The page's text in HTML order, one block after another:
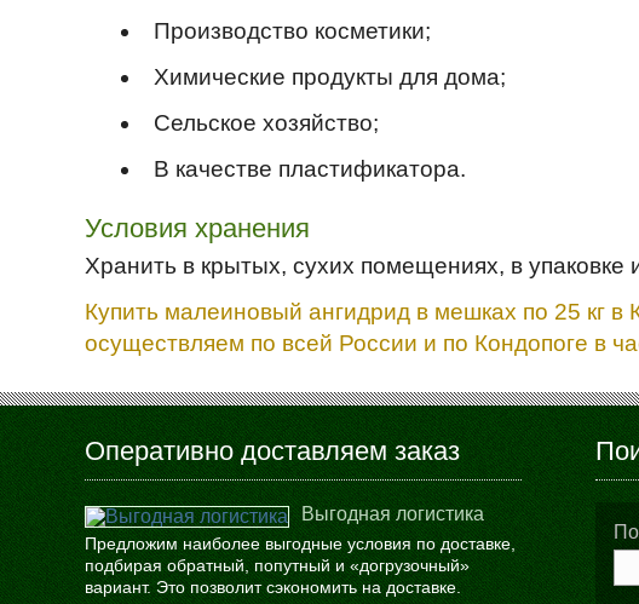
Производство косметики;
Химические продукты для дома;
Сельское хозяйство;
В качестве пластификатора.
Условия хранения
Хранить в крытых, сухих помещениях, в упаковке
Купить малеиновый ангидрид в мешках по 25 кг
осуществляем по всей России и по Кондопоге в
Оперативно доставляем заказ
Выгодная логистика
Предложим наиболее выгодные условия по доставке,
подбирая обратный, попутный и «догрузочный»
вариант. Это позволит сэкономить на доставке.